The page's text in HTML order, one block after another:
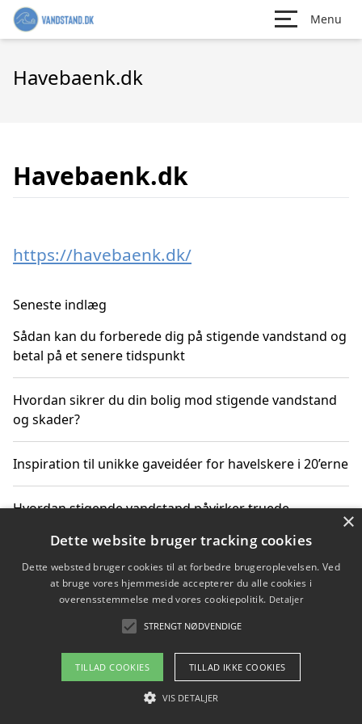
Menu
Havebaenk.dk
Havebaenk.dk
https://havebaenk.dk/
Seneste indlæg
Sådan kan du forberede dig på stigende vandstand og
betal på et senere tidspunkt
Hvordan sikrer du din bolig mod stigende vandstand
og skader?
Inspiration til unikke gaveidéer for havelskere i 20’erne
Hvordan stigende vandstand påvirker truede
Sådan vælger du de bedste vandrerygsække til
vandreture i Danmark
Copyright 2026 - Pilanto Aps
Om / kontakt
×
Dette website bruger tracking cookies
Dette websted bruger cookies til at forbedre brugeroplevelsen. Ved
at bruge vores hjemmeside accepterer du alle cookies i
overensstemmelse med vores cookiepolitik. Detaljer
STRENGT NØDVENDIGE
TILLAD COOKIES TILLAD IKKE COOKIES
VIS DETALJER